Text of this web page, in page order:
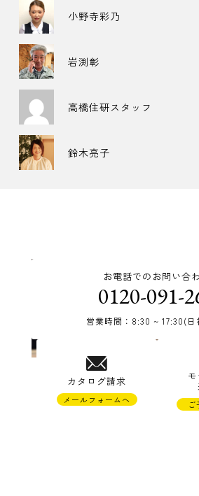
小野寺彩乃
岩渕彰
高橋住研スタッフ
鈴木亮子
お電話でのお問い合
0120-091-
営業時間：8:30 ~ 17:30(日
カタログ請求
メールフォームへ ご